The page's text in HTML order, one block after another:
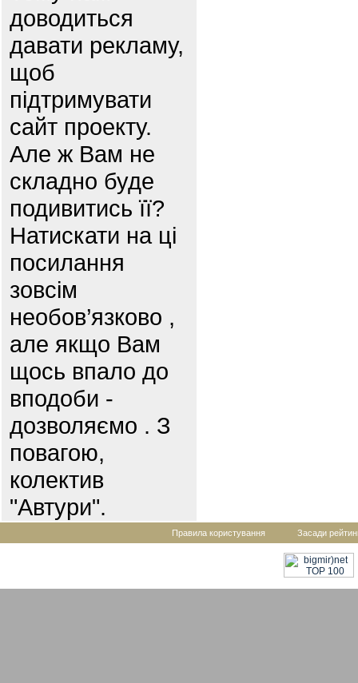
доводиться
давати рекламу,
щоб
підтримувати
сайт проекту.
Але ж Вам не
складно буде
подивитись її?
Натискати на ці
посилання
зовсім
необов’язково ,
але якщо Вам
щось впало до
вподоби -
дозволяємо . З
повагою,
колектив
"Автури".
Правила користування Засади